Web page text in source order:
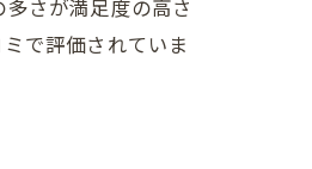
さが満足度の高さ
で評価されていま